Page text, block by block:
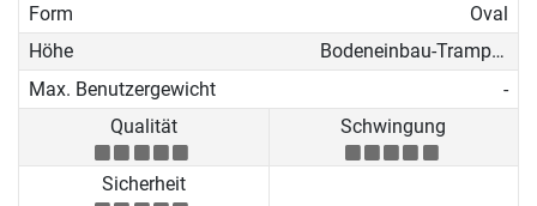
Form
Oval
Höhe
Bodeneinbau-Trampolin
Max. Benutzergewicht
-
Qualität
Schwingung
Sicherheit